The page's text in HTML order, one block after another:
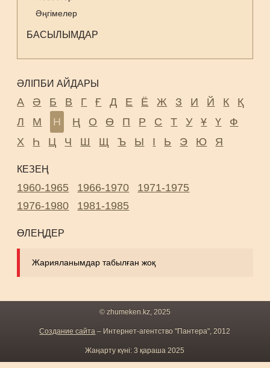
Әңгімелер
БАСЫЛЫМДАР
ӘЛІПБИ АЙДАРЫ
А Ә Б В Г Ғ Д Е Ё Ж З И Й К
Қ
Л
М Н Ң О Ө П Р С Т У Ұ Ү
Ф
Х
Һ Ц Ч Ш Щ Ъ Ы І Ь Э Ю Я
КЕЗЕҢ
1960-1965 1966-1970
1971-1975
1976-1980
1981-1985
ӨЛЕҢДЕР
Жарияланымдар табылған жоқ
© zhumeken.kz, 2025
Создание сайта – Интернет-агентство "Пантера", 2012
Жаңарту күні: 3 қараша 2025